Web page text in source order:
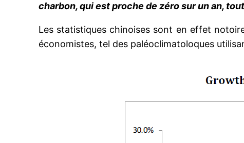
charbon, qui est proche de zéro sur un an,
Les statistiques chinoises sont en effet
économistes, tel des paléoclimatoloques